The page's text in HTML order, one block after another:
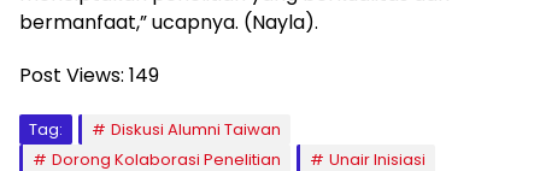
bermanfaat,” ucapnya. (Nayla).
Post Views: 149
Tag:
Diskusi Alumni Taiwan
Dorong Kolaborasi Penelitian
Unair Inisiasi